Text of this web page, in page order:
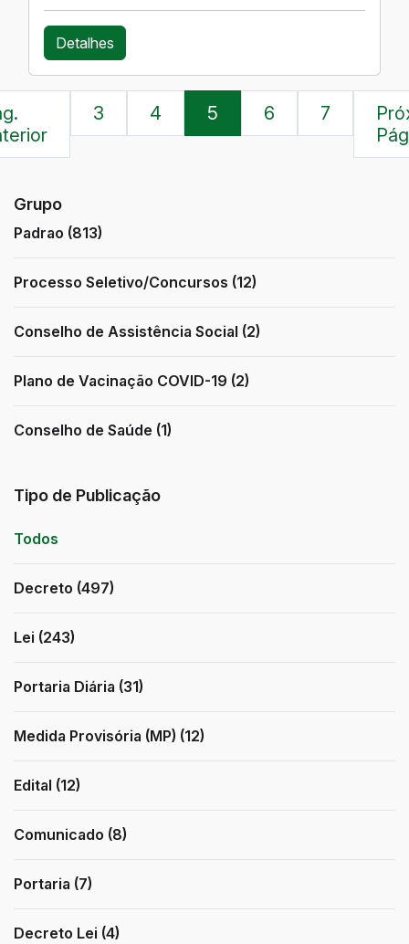
Detalhes
3 4 5 6 7
Grupo
Padrao (813)
Processo Seletivo/Concursos (12)
Conselho de Assistência Social (2)
Plano de Vacinação COVID-19 (2)
Conselho de Saúde (1)
Tipo de Publicação
Todos
Decreto (497)
Lei (243)
Portaria Diária (31)
Medida Provisória (MP) (12)
Edital (12)
Comunicado (8)
Portaria (7)
Decreto Lei (4)